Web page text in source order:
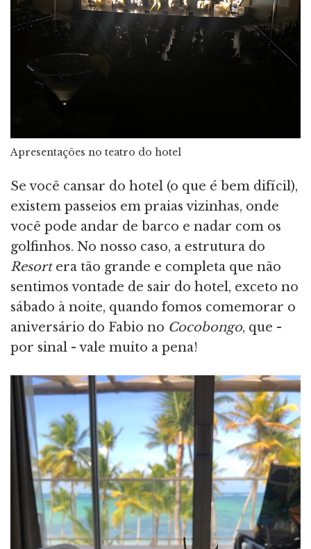
Apresentações no teatro do hotel
Se você cansar do hotel (o que é bem difícil),
existem passeios em praias vizinhas, onde
você pode andar de barco e nadar com os
golfinhos. No nosso caso, a estrutura do
Resortera tão grande e completa que não
sentimos vontade de sair do hotel, exceto no
sábado à noite, quando fomos comemorar o
aniversário do Fabio no Cocobongo, que -
por sinal - vale muito a pena!